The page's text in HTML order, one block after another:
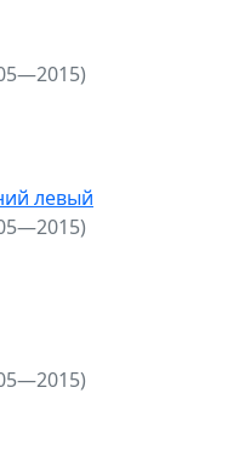
левый